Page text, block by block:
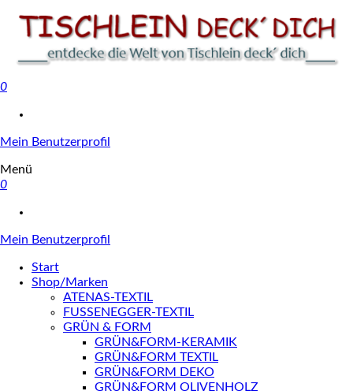
0
Mein Benutzerprofil
Menü
0
Mein Benutzerprofil
Start
Shop/Marken
ATENAS-TEXTIL
FUSSENEGGER-TEXTIL
GRÜN & FORM
GRÜN&FORM-KERAMIK
GRÜN&FORM TEXTIL
GRÜN&FORM DEKO
GRÜN&FORM OLIVENHOLZ